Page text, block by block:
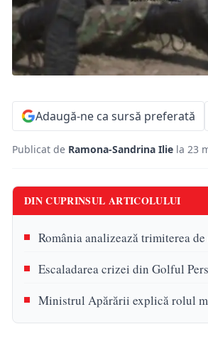
Adaugă-ne ca sursă preferată
Publicat de Ramona-Sandrina Ilie la 23
DIN CUPRINSUL ARTICOLULUI
România analizează trimiterea
Escaladarea crizei din Golful
Ministrul Apărării explică rolul